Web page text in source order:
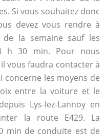
Si vous souhaitez donc
devez vous rendre à
la semaine sauf les
h 30 min. Pour nous
vous faudra contacter à
concerne les moyens de
entre la voiture et le
Lys-lez-Lannoy en
la route E429. La
min de conduite est de